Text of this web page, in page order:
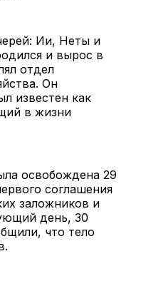
Ии, Неты и
и вырос в
отдел
Он
известен как
в жизни
освобождена 29
соглашения
заложников и
день, 30
что тело